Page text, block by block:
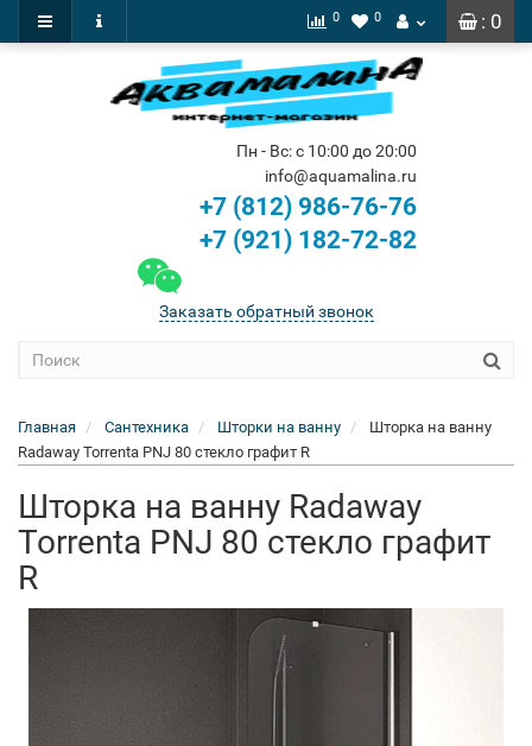
: 0
0 0
Пн - Вс: с 10:00 до 20:00
info@aquamalina.ru
+7 (812) 986-76-76
+7 (921) 182-72-82
Заказать обратный звонок
Главная Сантехника Шторки на ванну
Шторка на ванну
Radaway Torrenta PNJ 80 стекло графит R
Шторка на ванну Radaway
Torrenta PNJ 80 стекло графит
R